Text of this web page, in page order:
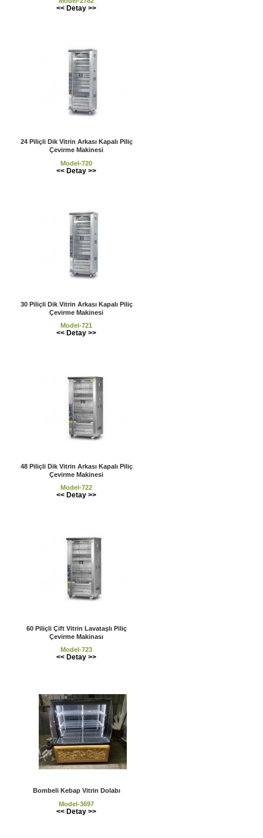
<< Detay >>
24 Piliçli Dik Vitrin Arkası Kapalı Piliç
Çevirme Makinesi
Model-720
<< Detay >>
30 Piliçli Dik Vitrin Arkası Kapalı Piliç
Çevirme Makinesi
Model-721
<< Detay >>
48 Piliçli Dik Vitrin Arkası Kapalı Piliç
Çevirme Makinesi
Model-722
<< Detay >>
60 Piliçli Çift Vitrin Lavataşlı Piliç
Çevirme Makinası
Model-723
<< Detay >>
Bombeli Kebap Vitrin Dolabı
Model-3697
<< Detay >>